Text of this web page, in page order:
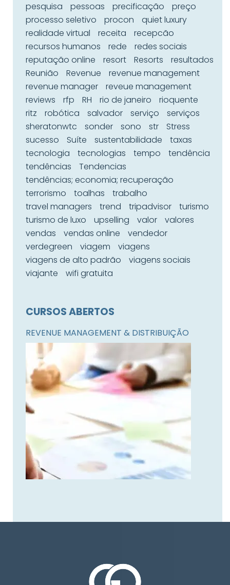
pesquisa
pessoas precificação
preço
processo seletivo
procon
quiet luxury
realidade virtual
receita
recepcão
recursos humanos
rede
redes sociais
reputação online
resort Resorts
resultados
Reunião
Revenue
revenue management
revenue manager
reveue management
reviews
rfp RH rio de janeiro
rioquente
ritz
robótica salvador serviço
serviços
sheratonwtc
sonder sono str
Stress
sucesso
Suíte sustentabilidade
taxas
tecnologia
tecnologias tempo
tendência
tendências
Tendencias
tendências; economia; recuperação
terrorismo
toalhas
trabalho
travel managers
trend tripadvisor
turismo
turismo de luxo
upselling valor
valores
vendas
vendas online
vendedor
verdegreen
viagem
viagens
viagens de alto padrão
viagens sociais
viajante
wifi gratuita
CURSOS ABERTOS
REVENUE MANAGEMENT & DISTRIBUIÇÃO